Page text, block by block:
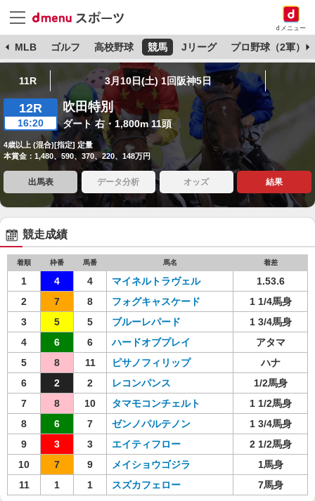
dメニュー
MLB ゴルフ 高校野球 競馬 Jリーグ プロ野球（2軍）
11R 3月10日(土) 1回阪神5日
12R
16:20
吹田特別
ダート 右・1,800m 11頭
4歳以上 (混合)[指定] 定量
本賞金：1,480、590、370、220、148万円
出馬表 データ分析 オッズ 結果
競走成績
着順 枠番 馬番 馬名 着差
1 4 4 マイネルトラヴェル
1.53.6
2
7 8 フォグキャスケード
1 1/4馬身
3
5 5 ブルーレパード
1 3/4馬身
4
6 6 ハードオブプレイ
アタマ
5
8 11 ピサノフィリップ
ハナ
6
2 2 レコンパンス
1/2馬身
7
8 10 タマモコンチェルト
1 1/2馬身
8
6 7 ゼンノパルテノン
1 3/4馬身
9
3 3 エイティフロー
2 1/2馬身
10
7 9 メイショウゴジラ
1馬身
11
1 1 スズカフェロー 7馬身